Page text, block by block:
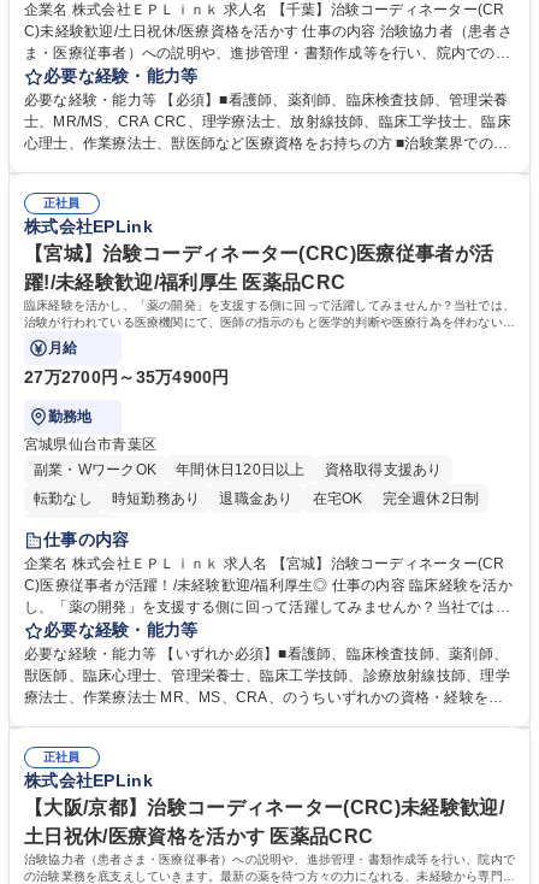
企業名 株式会社ＥＰＬｉｎｋ 求人名 【千葉】治験コーディネーター(CR
C)未経験歓迎/土日祝休/医療資格を活かす 仕事の内容 治験協力者（患者さ
ま・医療従事者）への説明や、進捗管理・書類作成等を行い、院内での治
験業務を底支えしていきます。最新の薬を待つ方々の力になれる、未経験
から専門性が身につく社会貢献度の高い仕事です。 ■治験協力者（患者さ
ま・医療従事者）への説明 ■患者さまのスケジュール調整・管理、ヒアリ
ング・服薬状況の確認 ■診察/検査への同席 ■医療従事者・依頼先への調
フレックスタイム制/プライベートと仕事の両立もしやすい環境。育休復帰
率は90%以上/育児補助支援金等も有 募集職種 【千葉】治験コーディネー
ター(CRC)未経験歓迎/土日祝休/医療資格を活かす
必要な経験・能力等
必要な経験・能力等 【必須】■看護師、薬剤師、臨床検査技師、管理栄養
士、MR/MS、CRA CRC、理学療法士、放射線技師、臨床工学技士、臨床
心理士、作業療法士、獣医師など医療資格をお持ちの方 ■治験業界での就
足説明ができる点、などを活かしてご活躍頂けます。 【研修制度】入社後
は、約2週間のe-learning受講後に導入研修を5日間受けていただき、テス
トに合格後、OJTとなります。OJT期間は平均約3ヶ月ですが、個人の成長
に合わせてサポートしていくためそれ以上になる方もいます。 学歴・資格
学歴：大学院 大学 高専 短大 専修学校 語学力： 資格：看護師 臨床検査技
師 薬剤師
正社員
株式会社EPLink
【宮城】治験コーディネーター(CRC)医療従事者が活
躍!/未経験歓迎/福利厚生 医薬品CRC
臨床経験を活かし、「薬の開発」を支援する側に回って活躍してみませんか？当社では、
治験が行われている医療機関にて、医師の指示のもと医学的判断や医療行為を伴わない治
験業務を支援いただきます。
月給
27万2700円～35万4900円
勤務地
宮城県仙台市青葉区
副業・WワークOK
年間休日120日以上
資格取得支援あり
転勤なし
時短勤務あり 退職金あり 在宅OK
完全週休2日制
土日祝休み
仕事の内容
企業名 株式会社ＥＰＬｉｎｋ 求人名 【宮城】治験コーディネーター(CR
C)医療従事者が活躍！/未経験歓迎/福利厚生◎ 仕事の内容 臨床経験を活か
し、「薬の開発」を支援する側に回って活躍してみませんか？当社では、
治験が行われている医療機関にて、医師の指示のもと医学的判断や医療行
為を伴わない治験業務を支援いただきます。 ■治験協力者（患者さま・医
療従事者）への説明 ■患者さまのスケジュール調整・管理、ヒアリング・
服薬状況の確認 ■診察/検査への同席 ■医療従事者・依頼先への調整、報告
スタイム制/プライベートと仕事の両立もしやすい環境。育休復帰率は9
0%以上/育児補助支援金等も有 募集職種 【宮城】治験コーディネーター
(CRC)医療従事者が活躍！/未経験歓迎/福利厚生◎
必要な経験・能力等
必要な経験・能力等 【いずれか必須】■看護師、臨床検査技師、薬剤師、
獣医師、臨床心理士、管理栄養士、臨床工学技師、診療放射線技師、理学
療法士、作業療法士 MR、MS、CRA、のうちいずれかの資格・経験を有
ケーション能力、カルテを読む力、治験で行う検査内容や薬剤について補
足説明ができる点などを活かして、更なるスキルアップを目指せます。
【研修制度】約2週間のe-learning受講後に導入研修を5日間受けていただ
き、テストに合格後、個人の成長に合わせてOJTでサポートいたします 学
歴・資格 学歴：大学院 大学 高専 短大 専修学校 語学力： 資格：看護師 臨
床検査技師 薬剤師
正社員
株式会社EPLink
【大阪/京都】治験コーディネーター(CRC)未経験歓迎/
土日祝休/医療資格を活かす 医薬品CRC
治験協力者（患者さま・医療従事者）への説明や、進捗管理・書類作成等を行い、院内で
の治験業務を底支えしていきます。最新の薬を待つ方々の力になれる、未経験から専門性